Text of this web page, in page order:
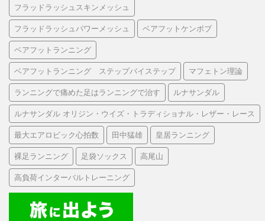
フラッドラッシュスキンメッシュ
フラッドラッシュパワーメッシュ ベアフットケンボブ
ベアフットランニング
ベアフットランニング ステップバイステップ マフェトン理論
ランニングで痛めた足はランニングで治す ルナサンダル
ルナサンダル オリジン・ウイズ・トラディショナル・レザー・レース
最大エアロビック心拍数 田中猛雄 皇居ランニング
裸足ランニング 足袋ソックス 高尾山
高負荷インターバルトレーニング